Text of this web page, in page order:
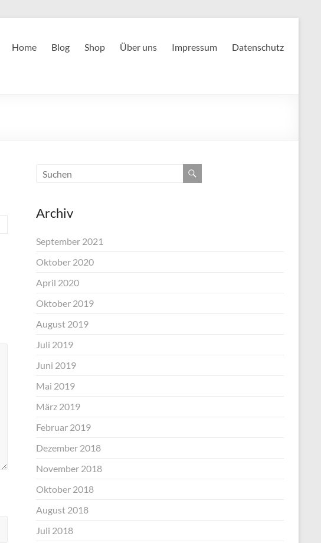
Home Blog Shop Über uns Impressum Datenschutz
Archiv
September 2021
Oktober 2020
April 2020
Oktober 2019
August 2019
Juli 2019
Juni 2019
Mai 2019
März 2019
Februar 2019
Dezember 2018
November 2018
Oktober 2018
August 2018
Juli 2018